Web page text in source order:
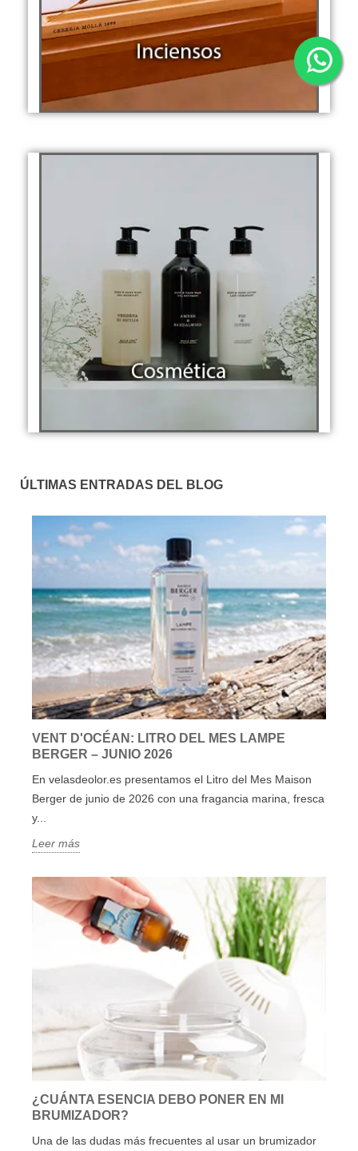
ÚLTIMAS ENTRADAS DEL BLOG
VENT D'OCÉAN: LITRO DEL MES LAMPE
BERGER – JUNIO 2026
En velasdeolor.es presentamos el Litro del Mes Maison
Berger de junio de 2026 con una fragancia marina, fresca
y...
Leer más
¿CUÁNTA ESENCIA DEBO PONER EN MI
BRUMIZADOR?
Una de las dudas más frecuentes al usar un brumizador